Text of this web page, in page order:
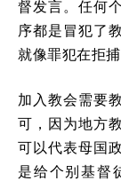
督发言。任何
序都是冒犯了
就像罪犯在拒捕
加入教会需要
可，因为地方
可以代表母国
是给个别基督